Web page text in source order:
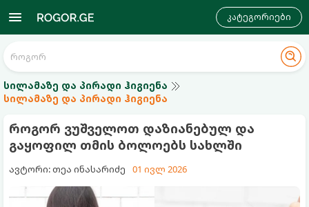
კატეგორიები
სილამაზე და პირადი ჰიგიენა
სილამაზე და პირადი ჰიგიენა
როგორ ვუშველოთ დაზიანებულ და
გაყოფილ თმის ბოლოებს სახლში
ავტორი: თეა ინასარიძე 01 ივლ 2026